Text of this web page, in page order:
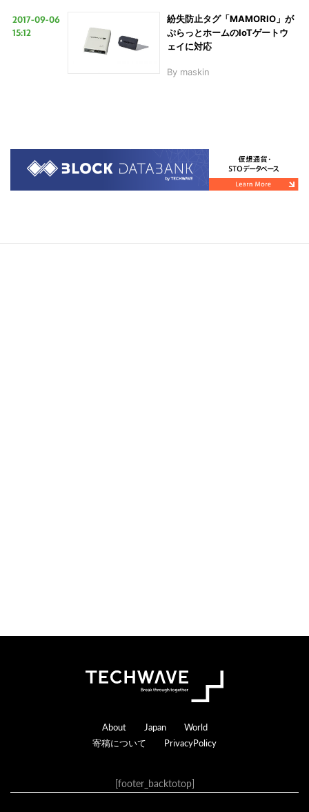
2017-09-06
15:12
紛失防止タグ「MAMORIO」が
ぷらっとホームのIoTゲートウ
ェイに対応
By maskin
Footer
About Japan
World
寄稿について
PrivacyPolicy
[footer_backtotop]